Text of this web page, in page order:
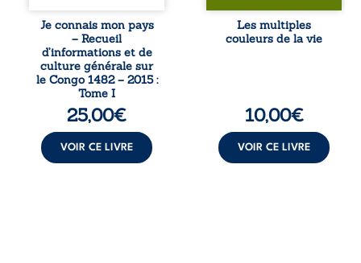
patriotique.
Accessible à tous,
ce recueil offre
des repères
essentiels pour
mieux
comprendre le ...
Je connais mon pays
– Recueil
d’informations et de
culture générale sur
le Congo 1482 – 2015 :
Tome I
25,00€
VOIR CE LIVRE
désillusions, Les
multiples couleurs
de la vie explore la
Les multiples
couleurs de la vie
10,00€
VOIR CE LIVRE